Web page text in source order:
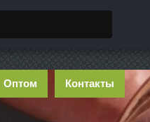
Оптом Контакты